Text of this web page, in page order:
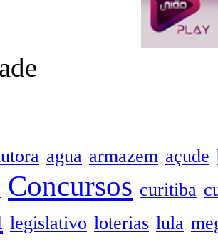
agua armazem açude
Concursos curitiba
legislativo loterias lula